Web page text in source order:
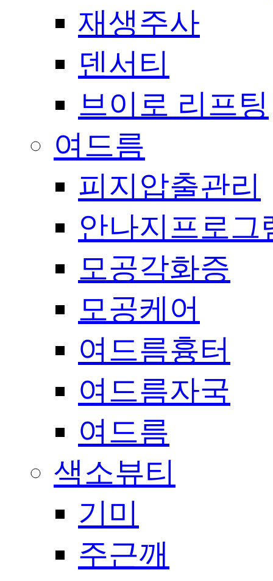
재생주사
덴서티
브이로 리프팅
여드름
피지압출관리
안나지프로그
모공각화증
모공케어
여드름흉터
여드름자국
여드름
색소뷰티
기미
주근깨